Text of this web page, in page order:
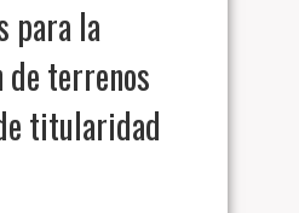
para la
de terrenos
titularidad